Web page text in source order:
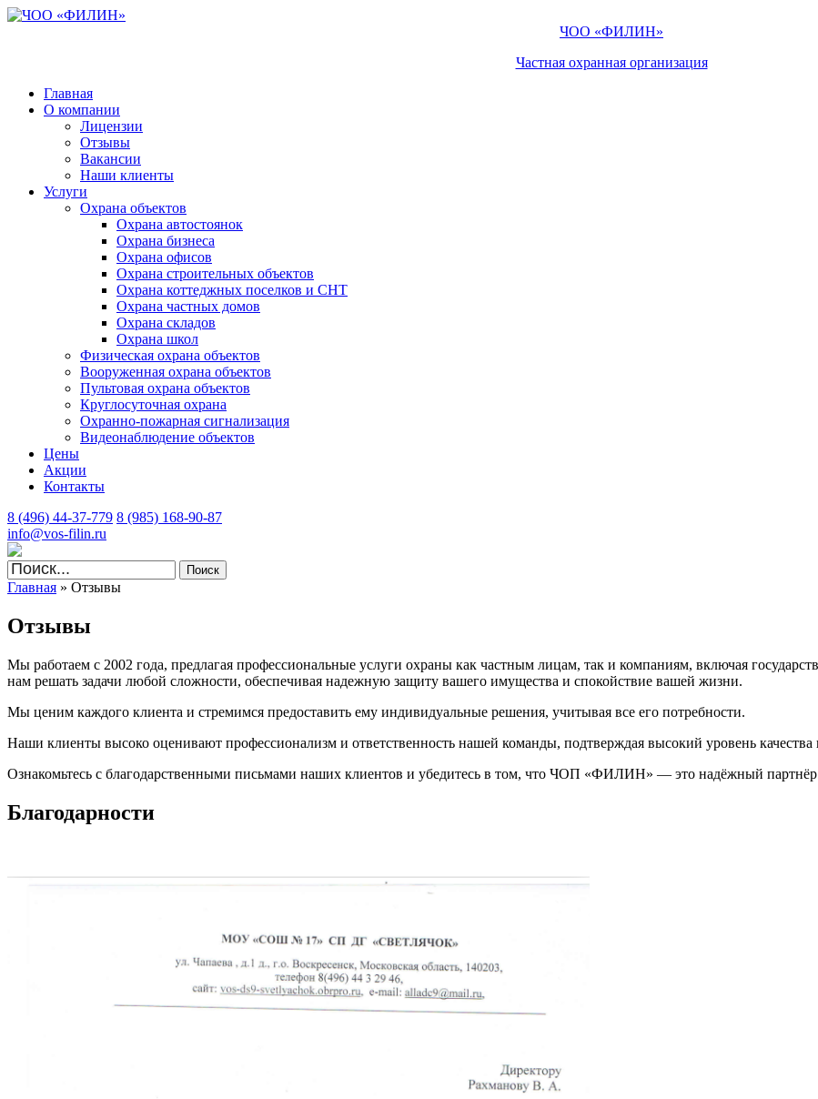
ЧОО «ФИЛИН»
Частная охранная организация
Главная
О компании
Лицензии
Отзывы
Вакансии
Наши клиенты
Услуги
Охрана объектов
Охрана автостоянок
Охрана бизнеса
Охрана офисов
Охрана строительных объектов
Охрана коттеджных поселков и СНТ
Охрана частных домов
Охрана складов
Охрана школ
Физическая охрана объектов
Вооруженная охрана объектов
Пультовая охрана объектов
Круглосуточная охрана
Охранно-пожарная сигнализация
Видеонаблюдение объектов
Цены
Акции
Контакты
8 (496) 44-37-779 8 (985) 168-90-87
info@vos-filin.ru
Главная » Отзывы
Отзывы
Мы работаем с 2002 года, предлагая профессиональные услуги охраны как частным лицам, так и компаниям, включая
нам решать задачи любой сложности, обеспечивая надежную защиту вашего имущества и спокойствие вашей жизни.
Мы ценим каждого клиента и стремимся предоставить ему индивидуальные решения, учитывая все его потребности.
Наши клиенты высоко оценивают профессионализм и ответственность нашей команды, подтверждая высокий уровень качества
Ознакомьтесь с благодарственными письмами наших клиентов и убедитесь в том, что ЧОП «ФИЛИН» — это надёжный партнёр
Благодарности